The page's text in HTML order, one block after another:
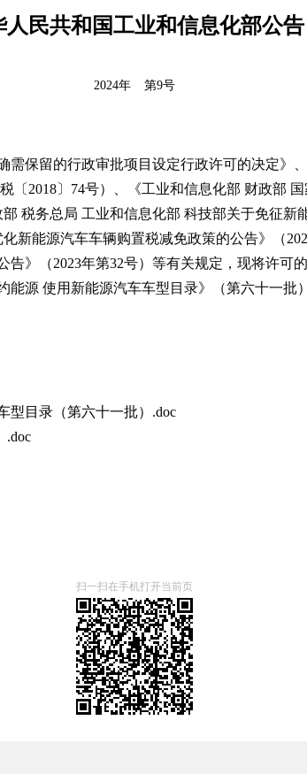
人民共和国工业和信息化部公告
2024年 第9号
保留的行政审批项目设定行政许可的决定》
〔2018〕74号）、《工业和信息化部 财政部
税务总局 工业和信息化部 科技部关于免征新
新能源汽车车辆购置税减免政策的公告》（
》（2023年第32号）等有关规定，现将许可
源 使用新能源汽车车型目录》（第六十一批
型目录（第六十一批）.doc
.doc
扫一扫在手机打开当前页